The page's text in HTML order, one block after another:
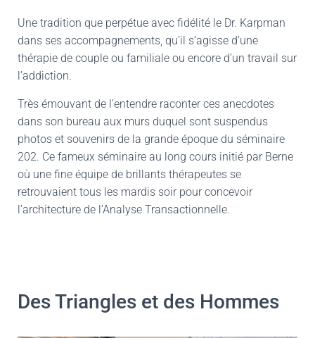
Une tradition que perpétue avec fidélité le Dr. Karpman
dans ses accompagnements, qu’il s’agisse d’une
thérapie de couple ou familiale ou encore d’un travail sur
l’addiction.
Très émouvant de l’entendre raconter ces anecdotes
dans son bureau aux murs duquel sont suspendus
photos et souvenirs de la grande époque du séminaire
202. Ce fameux séminaire au long cours initié par Berne
où une fine équipe de brillants thérapeutes se
retrouvaient tous les mardis soir pour concevoir
l’architecture de l’Analyse Transactionnelle.
Des Triangles et des Hommes